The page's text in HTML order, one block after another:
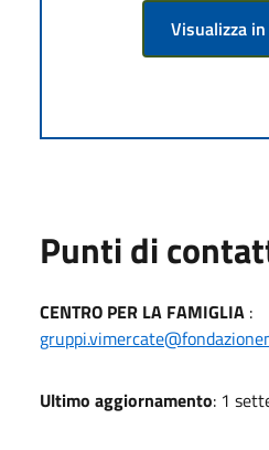
Visualizza
Punti di
CENTRO PER LA FAMIGLIA :
Ultimo aggiornamento: 1